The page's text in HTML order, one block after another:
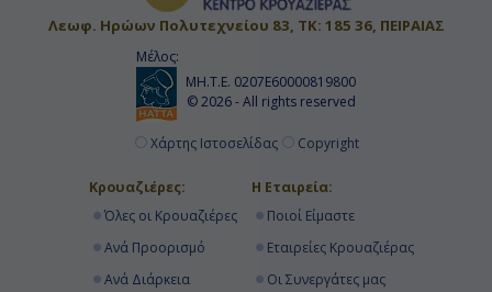
Λεωφ. Ηρώων Πολυτεχνείου 83, ΤΚ: 185 36, ΠΕΙΡΑΙΑΣ
Μέλος:
ΜΗ.Τ.Ε. 0207Ε60000819800
© 2026 - All rights reserved
Χάρτης Ιστοσελίδας Copyright
Κρουαζιέρες:
Όλες οι Κρουαζιέρες
Ανά Προορισμό
Ανά Διάρκεια
Η Εταιρεία:
Ποιοί Είμαστε
Εταιρείες Κρουαζιέρας
Οι Συνεργάτες μας